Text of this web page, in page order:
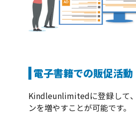
電子書籍での販促活動
Kindleunlimitedに登録して
ンを増やすことが可能です。